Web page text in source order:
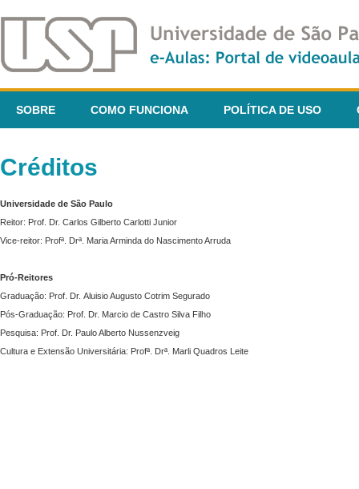
SOBRE COMO FUNCIONA POLÍTICA DE USO
Créditos
Universidade de São Paulo
Reitor: Prof. Dr. Carlos Gilberto Carlotti Junior
Vice-reitor: Profª. Drª. Maria Arminda do Nascimento Arruda
Pró-Reitores
Graduação: Prof. Dr. Aluisio Augusto Cotrim Segurado
Pós-Graduação: Prof. Dr. Marcio de Castro Silva Filho
Pesquisa: Prof. Dr. Paulo Alberto Nussenzveig
Cultura e Extensão Universitária: Profª. Drª. Marli Quadros Leite